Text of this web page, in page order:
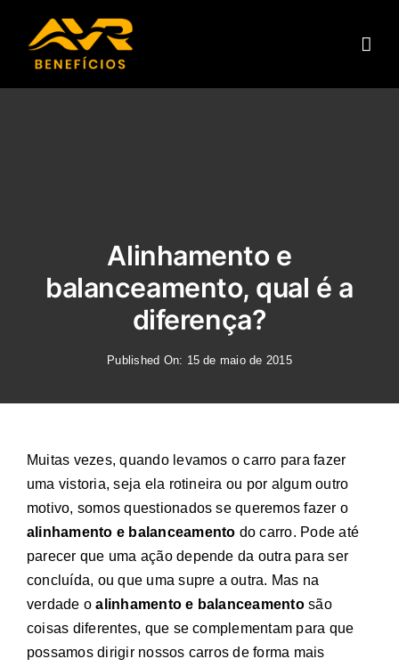
Alinhamento e
balanceamento, qual é a
diferença?
Published On: 15 de maio de 2015
Muitas vezes, quando levamos o carro para fazer
uma vistoria, seja ela rotineira ou por algum outro
motivo, somos questionados se queremos fazer o
alinhamento e balanceamento do carro. Pode até
parecer que uma ação depende da outra para ser
concluída, ou que uma supre a outra. Mas na
verdade oalinhamento e balanceamentosão
coisas diferentes, que se complementam para que
possamos dirigir nossos carros de forma mais